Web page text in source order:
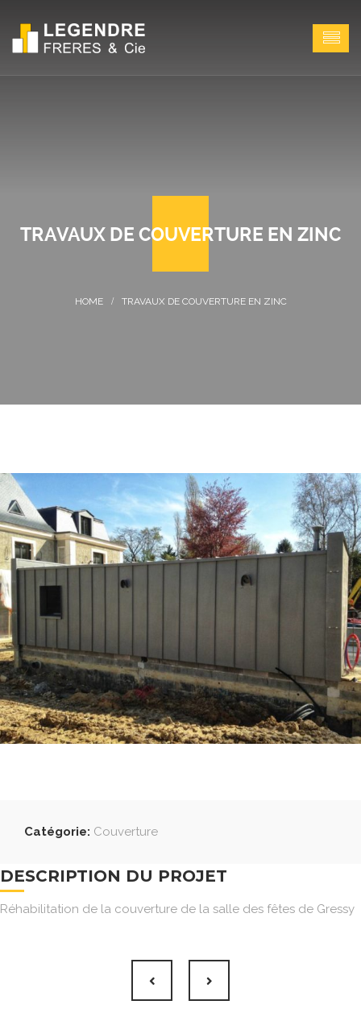
TRAVAUX DE COUVERTURE EN ZINC
TRAVAUX DE COUVERTURE EN ZINC
Catégorie: Couverture
DESCRIPTION DU PROJET
Réhabilitation de la couverture de la salle des fêtes de Gressy